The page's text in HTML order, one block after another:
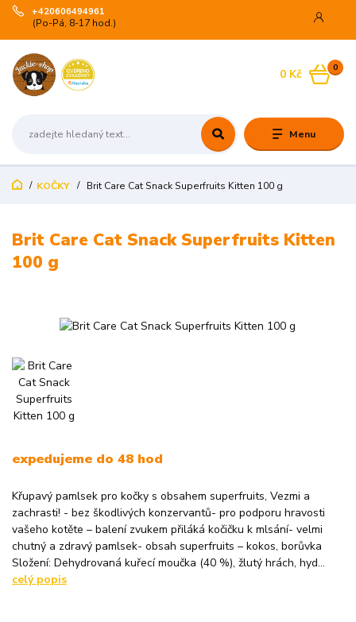
Menu
+420606494961
(Po-Pá, 8-17 hod.)
0
0 Kč
KOČKY Brit Care Cat Snack Superfruits Kitten 100 g
Brit Care Cat Snack Superfruits Kitten
100 g
expedujeme do 48 hod
Křupavý pamlsek pro kočky s obsahem superfruits, Vezmi a
zachrasti! - bez škodlivých konzervantů- pro podporu hravosti
vašeho kotěte – balení zvukem přiláká kočičku k mlsání- velmi
chutný a zdravý pamlsek- obsah superfruits – kokos, borůvka
Složení: Dehydrovaná kuřecí moučka (40 %), žlutý hrách, hyd...
celý popis